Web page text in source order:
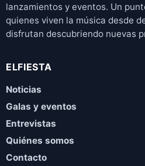
lanzamientos y eventos. Un
quienes viven la música desde
disfrutan descubriendo nuevas
ELFIESTA
Noticias
Galas y eventos
Entrevistas
Quiénes somos
Contacto